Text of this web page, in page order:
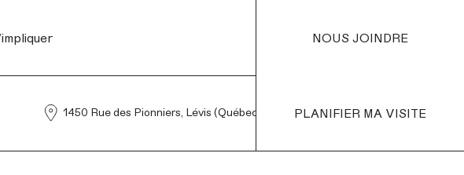
1450 Rue des Pionniers,Lévis (Québec) G7A 4L6 Mardi à dimanche
NOUS JOINDRE
PLANIFIER MA VISITE
PLANIFIER MA VISITE PLANIFIER MA VISITE